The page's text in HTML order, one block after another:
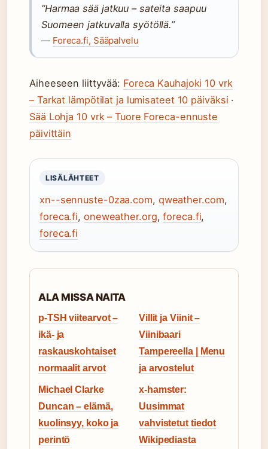
“Harmaa sää jatkuu – sateita saapuu
Suomeen jatkuvalla syötöllä.”
— Foreca.fi, Sääpalvelu
Aiheeseen liittyvää: Foreca Kauhajoki 10 vrk
– Tarkat lämpötilat ja lumisateet 10 päiväksi ·
Sää Lohja 10 vrk – Tuore Foreca-ennuste
päivittäin
LISÄLÄHTEET
xn--sennuste-0zaa.com, qweather.com,
foreca.fi, oneweather.org,foreca.fi,
foreca.fi
ALA MISSA NAITA
p-TSH viitearvot –
ikä- ja
raskauskohtaiset
normaalit arvot
Villit ja Viinit –
Viinibaari
Tampereella | Menu
ja arvostelut
Michael Clarke
Duncan – elämä,
kuolinsyy, koko ja
perintö
x-hamster:
Uusimmat
vahvistetut tiedot
Wikipediasta